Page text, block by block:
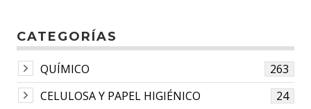
CATEGORÍAS
QUÍMICO
263
CELULOSA Y PAPEL HIGIÉNICO
24